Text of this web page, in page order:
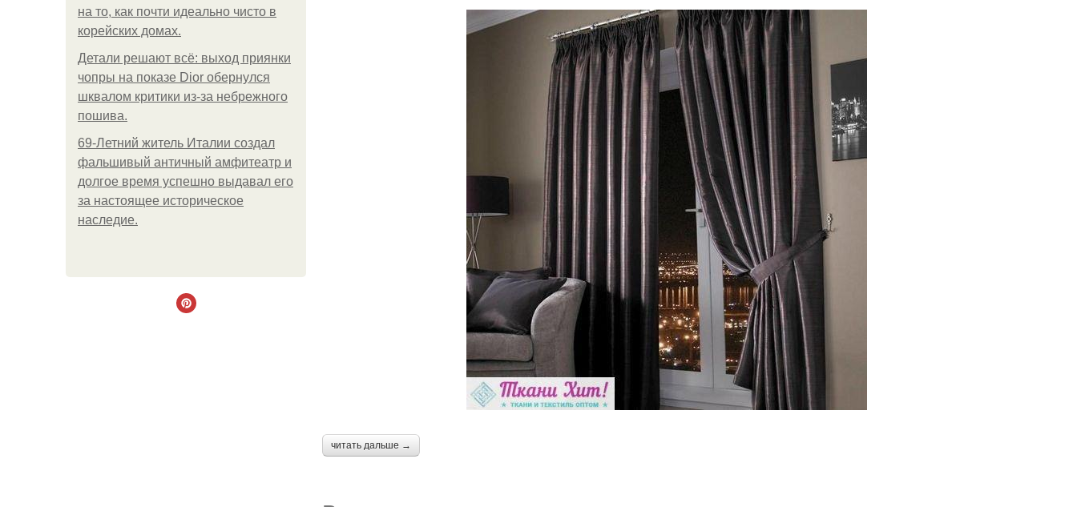
на то, как почти идеально чисто в
корейских домах.
Детали решают всё: выход приянки
чопры на показе Dior обернулся
шквалом критики из-за небрежного
пошива.
69-Летний житель Италии создал
фальшивый античный амфитеатр и
долгое время успешно выдавал его
за настоящее историческое
наследие.
читать дальше →